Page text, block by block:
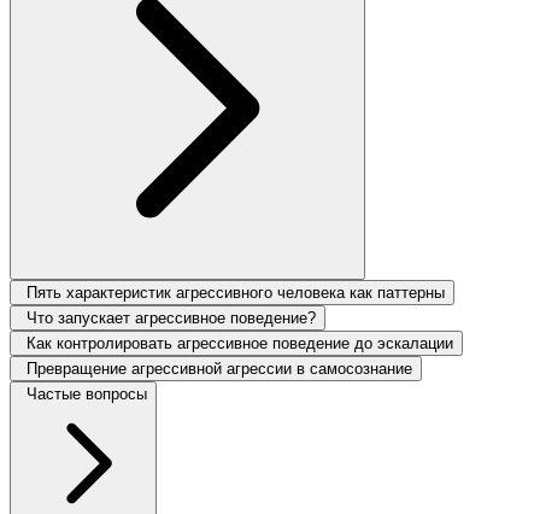
Пять характеристик агрессивного человека как паттерны
Что запускает агрессивное поведение?
Как контролировать агрессивное поведение до эскалации
Превращение агрессивной агрессии в самосознание
Частые вопросы